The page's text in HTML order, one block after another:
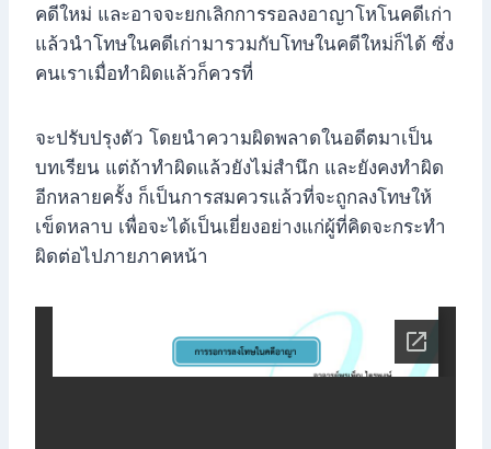
คดีใหม่ และอาจจะยกเลิกการรอลงอาญาโหโนคดีเก่า
แล้วนำโทษในคดีเก่ามารวมกับโทษในคดีใหม่ก็ได้ ซึ่ง
คนเราเมื่อทำผิดแล้วก็ควรที่
จะปรับปรุงตัว โดยนำความผิดพลาดในอดีตมาเป็น
บทเรียน แต่ถ้าทำผิดแล้วยังไม่สำนึก และยังคงทำผิด
อีกหลายครั้ง ก็เป็นการสมควรแล้วที่จะถูกลงโทษให้
เข็ดหลาบ เพื่อจะได้เป็นเยี่ยงอย่างแก่ผู้ที่คิดจะกระทำ
ผิดต่อไปภายภาคหน้า